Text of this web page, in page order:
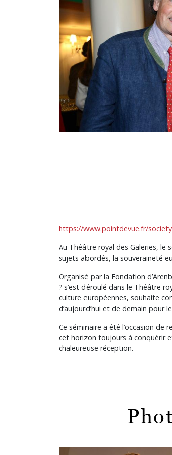
https://www.pointdevue.fr/
Au Théâtre royal des Galeries, le
sujets abordés, la souveraineté
Organisé par la Fondation
? s’est déroulé dans le Théâtre
culture européennes, souhaite
d’aujourd’hui et de demain pour
Ce séminaire a été l’occasion
cet horizon toujours à conquérir
chaleureuse réception.